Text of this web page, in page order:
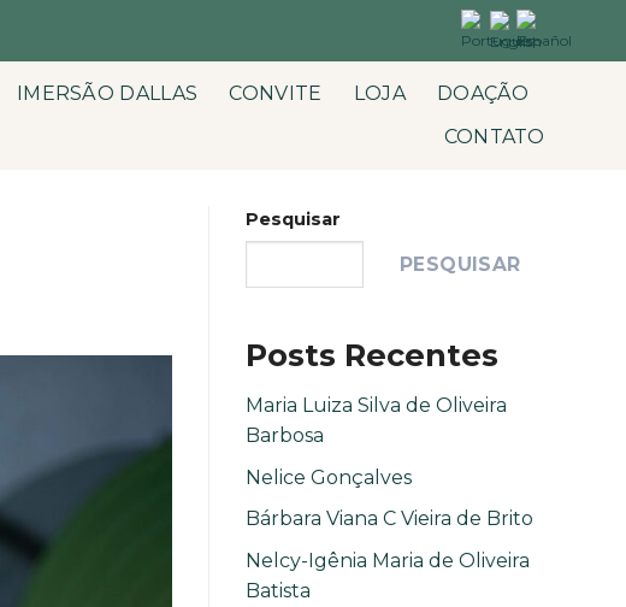
IMERSÃO DALLAS CONVITE LOJA
DOAÇÃO
CONTATO
Pesquisar
PESQUISAR
Posts Recentes
Maria Luiza Silva de Oliveira
Barbosa
Nelice Gonçalves
Bárbara Viana C Vieira de Brito
Nelcy-Igênia Maria de Oliveira
Batista